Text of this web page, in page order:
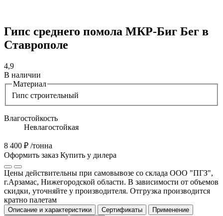
Гипс среднего помола МКР-Биг Бег в
Ставрополе
4,9
В наличии
Материал
Гипс строительный
Влагостойкость
Невлагостойкая
8 400 ₽ /тонна
Оформить заказ Купить у дилера
Цены действительны при самовывозе со склада ООО "ПГЗ",
г.Арзамас, Нижегородской области. В зависимости от объемов
скидки, уточняйте у производителя. Отгрузка производится
кратно палетам
Описание и характеристики Сертификаты
Применение